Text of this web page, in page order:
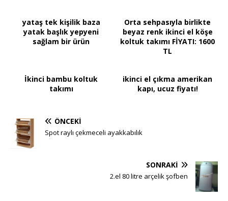
yataş tek kişilik baza
yatak başlık yepyeni
sağlam bir ürün
Orta sehpasıyla birlikte
beyaz renk ikinci el köşe
koltuk takımı FİYATI: 1600
TL
İkinci bambu koltuk
takımı
ikinci el çıkma amerikan
kapı, ucuz fiyatı!
ÖNCEKI
Spot raylı çekmeceli ayakkabılık
SONRAKI
2.el 80 litre arçelik şofben